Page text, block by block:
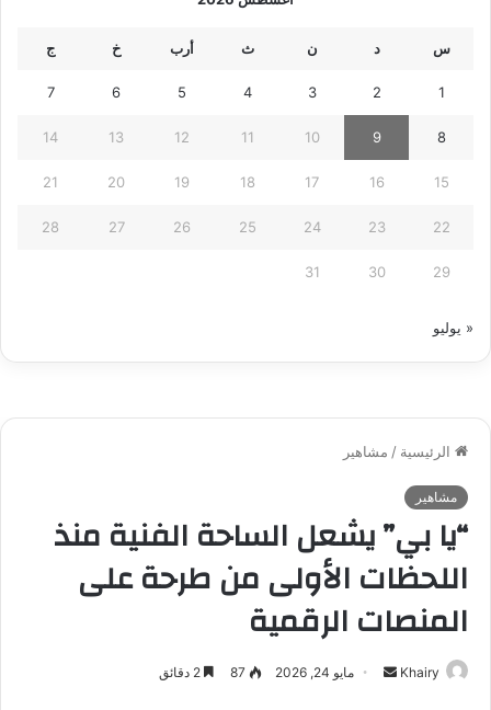
س د ن ث أرب خ ج
1
2
3
4
5
6
7
8
9
10
11
12
13
14
15
16
17
18
19
20
21
22
23
24
25
26
27
28
29
30
31
« يوليو